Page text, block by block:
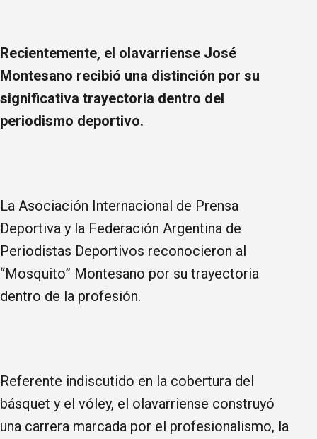
Recientemente, el olavarriense José
Montesano recibió una distinción por su
significativa trayectoria dentro del
periodismo deportivo.
La Asociación Internacional de Prensa
Deportiva y la Federación Argentina de
Periodistas Deportivos reconocieron al
“Mosquito” Montesano por su trayectoria
dentro de la profesión.
Referente indiscutido en la cobertura del
básquet y el vóley, el olavarriense construyó
una carrera marcada por el profesionalismo, la